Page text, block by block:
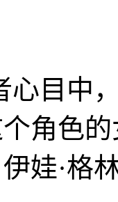
心目中
角色
娃·格